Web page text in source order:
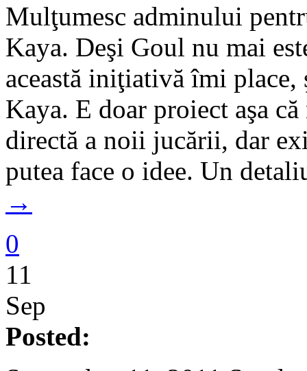
Mulţumesc adminului
Kaya. Deşi Goul nu mai
această iniţiativă îmi
Kaya. E doar proiect aşa
directă a noii jucării, dar
putea face o idee. Un
→
0
11
Sep
Posted: